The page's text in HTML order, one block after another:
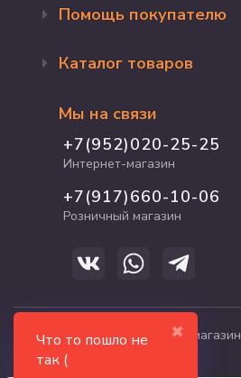
✖
Что то пошло не
так (
Помощь покупателю
Доставка и оплата
Программа лояльности
График работы
Полезные статьи
Каталог товаров
Акции
Для кошек
Для собак
Для грызунов
Для рыб и рептилий
Мы на связи
+7(952)020-25-25
Интернет-магазин
+7(917)660-10-06
Розничный магазин
© 2017-2026 zooshop21.ru - магазин
зоотоваров в Чебоксарах